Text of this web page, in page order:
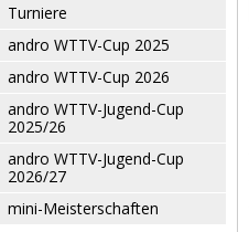
Turniere
andro WTTV-Cup 2025
andro WTTV-Cup 2026
andro WTTV-Jugend-Cup
2025/26
andro WTTV-Jugend-Cup
2026/27
mini-Meisterschaften